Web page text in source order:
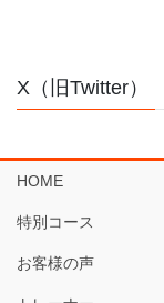
X（旧Twitter）
HOME
特別コース
お客様の声